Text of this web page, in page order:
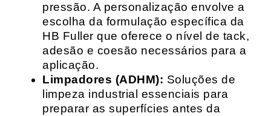
pressão. A personalização envolve a
escolha da formulação específica da
HB Fuller que oferece o nível de tack,
adesão e coesão necessários para a
aplicação.
Limpadores (ADHM): Soluções de
limpeza industrial essenciais para
preparar as superfícies antes da